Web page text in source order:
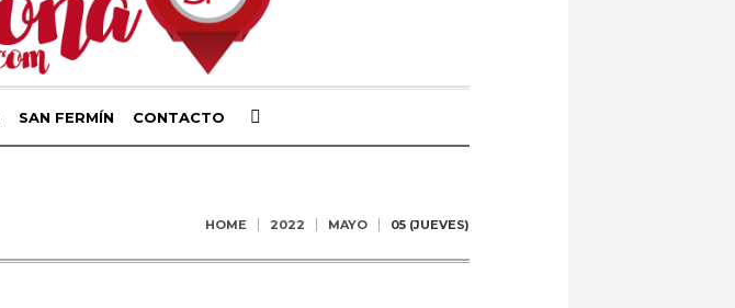
SAN FERMÍN CONTACTO
HOME 2022 MAYO 05 (JUEVES)